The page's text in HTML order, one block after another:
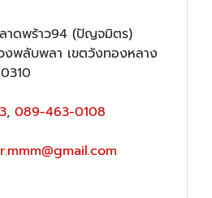
าดพร้าว94 (ปัญจมิตร)
งพลับพลา เขตวังทองหลาง
, 089-463-0108